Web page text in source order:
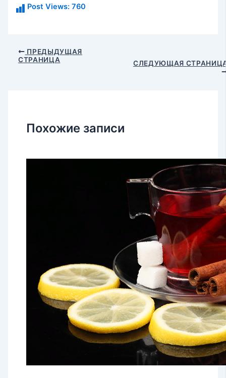
Post Views: 760
Навигация
ПРЕДЫДУЩАЯ
СТРАНИЦА
СЛЕДУЮЩАЯ
Похожие записи